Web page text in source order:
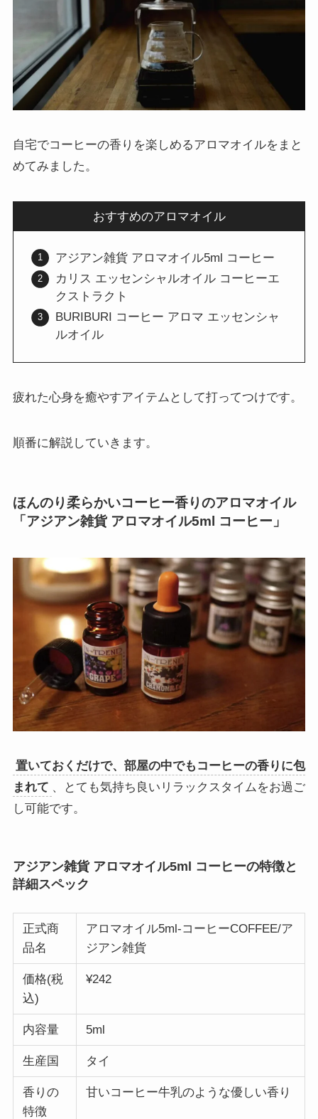
自宅でコーヒーの香りを楽しめるアロマオイルをまと
めてみました。
おすすめのアロマオイル
アジアン雑貨 アロマオイル5ml コーヒー
カリス エッセンシャルオイル コーヒーエ
クストラクト
BURIBURI コーヒー アロマ エッセンシャ
ルオイル
疲れた心身を癒やすアイテムとして打ってつけです。
順番に解説していきます。
ほんのり柔らかいコーヒー香りのアロマオイル
「アジアン雑貨 アロマオイル5ml コーヒー」
置いておくだけで、部屋の中でもコーヒーの香りに包
まれて 、とても気持ち良いリラックスタイムをお過ご
し可能です。
アジアン雑貨 アロマオイル5ml コーヒーの特徴と
詳細スペック
正式商
品名
アロマオイル5ml-コーヒーCOFFEE/ア
ジアン雑貨
価格(税
込)
¥242
内容量 5ml
生産国 タイ
香りの
特徴
甘いコーヒー牛乳のような優しい香り